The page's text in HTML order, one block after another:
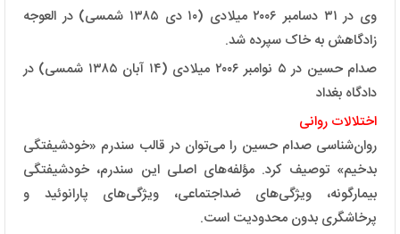
وی در ۳۱ دسامبر ۲۰۰۶ میلادی (۱۰ دی ۱۳۸۵ شمسی) در العوجه
زادگاهش به خاک سپرده شد.
صدام حسین در ۵ نوامبر ۲۰۰۶ میلادی (۱۴ آبان ۱۳۸۵ شمسی) در
دادگاه بغداد
اختلالات روانی
روان‌شناسی صدام حسین را می‌توان در قالب سندرم «خودشیفتگی
بدخیم» توصیف کرد. مؤلفه‌های اصلی این سندرم، خودشیفتگی
بیمارگونه، ویژگی‌های ضداجتماعی، ویژگی‌های پارانوئید و
پرخاشگری بدون محدودیت است.